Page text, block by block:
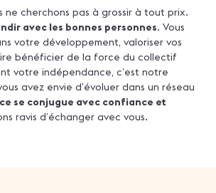
ne cherchons pas à grossir à tout prix.
avec les bonnes personnes. Vous
votre développement, valoriser vos
bénéficier de la force du collectif
votre indépendance, c’est notre
avez envie d’évoluer dans un réseau
se conjugue avec confiance et
ravis d’échanger avec vous.